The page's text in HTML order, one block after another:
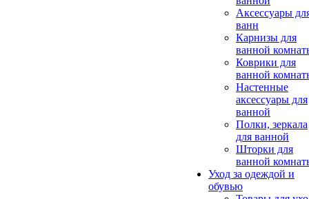
Аксессуары
ванн
Карнизы для
ванной
Коврики для
ванной
Настенные
аксессуары для
ванной
Полки, зеркала
для ванной
Шторки для
ванной
Уход за одеждой и
обувью